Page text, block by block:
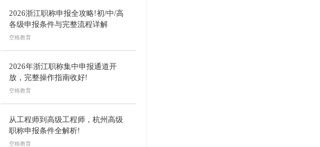
2026浙江职称申报全攻略!初/中/高
各级申报条件与完整流程详解
空格教育
2026年浙江职称集中申报通道开
放，完整操作指南收好!
空格教育
从工程师到高级工程师，杭州高级
职称申报条件全解析!
空格教育